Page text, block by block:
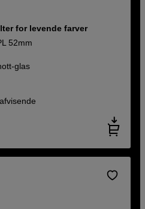
for levende farver
52mm
glas